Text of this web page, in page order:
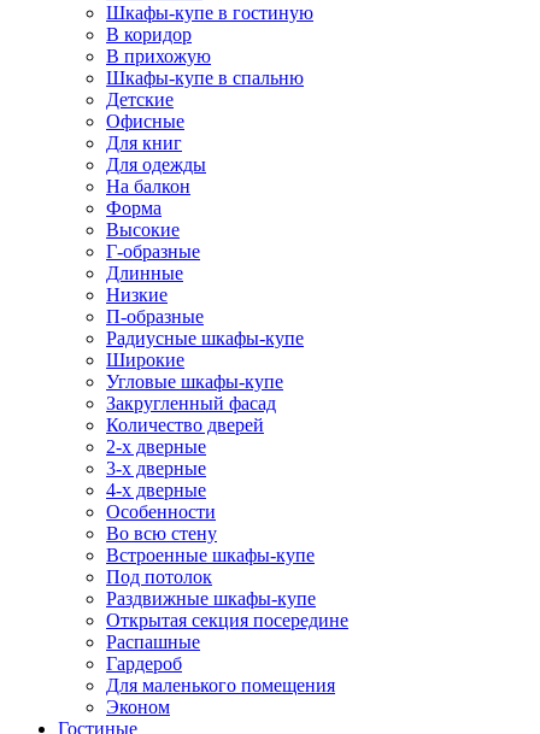
Шкафы-купе в гостиную
В коридор
В прихожую
Шкафы-купе в спальню
Детские
Офисные
Для книг
Для одежды
На балкон
Форма
Высокие
Г-образные
Длинные
Низкие
П-образные
Радиусные шкафы-купе
Широкие
Угловые шкафы-купе
Закругленный фасад
Количество дверей
2-х дверные
3-х дверные
4-х дверные
Особенности
Во всю стену
Встроенные шкафы-купе
Под потолок
Раздвижные шкафы-купе
Открытая секция посередине
Распашные
Гардероб
Для маленького помещения
Эконом
Гостиные